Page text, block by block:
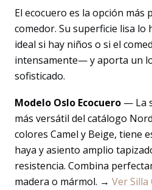
El ecocuero es la opción más
comedor. Su superficie lisa
ideal si hay niños o si el
intensamente— y aporta un
sofisticado.
Modelo Oslo Ecocuero — La
más versátil del catálogo
colores Camel y Beige, tiene
haya y asiento amplio
resistencia. Combina
madera o mármol. → Ver Silla